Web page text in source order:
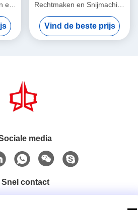
Rechtmaken en Snijmachine
1.6mm - 5.0mm Draad Dia
Vind de beste prijs
media
Snel contact